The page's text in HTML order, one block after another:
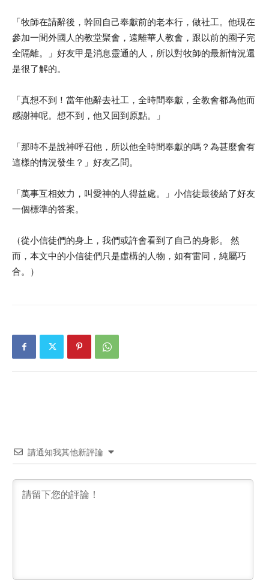
「牧師在請辭後，幹回自己奉獻前的老本行，做社工。他現在
參加一間外國人的教堂聚會，遠離華人教會，跟以前的圈子完
全隔離。」好友甲是消息靈通的人，所以對牧師的最新情況還
是很了解的。
「真想不到！當年他辭去社工，全時間奉獻，全教會都為他而
感謝神呢。想不到，他又回到原點。」
「那時不是說神呼召他，所以他全時間奉獻的嗎？為甚麼會有
這樣的情況發生？」好友乙問。
「萬事互相效力，叫愛神的人得益處。」小信徒最後給了好友
一個標準的答案。
（從小信徒們的身上，我們或許會看到了自己的身影。 然
而，本文中的小信徒們只是虛構的人物，如有雷同，純屬巧
合。）
請通知我其他新評論